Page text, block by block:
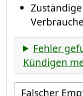
Fehler
Kündigen
Empfänger